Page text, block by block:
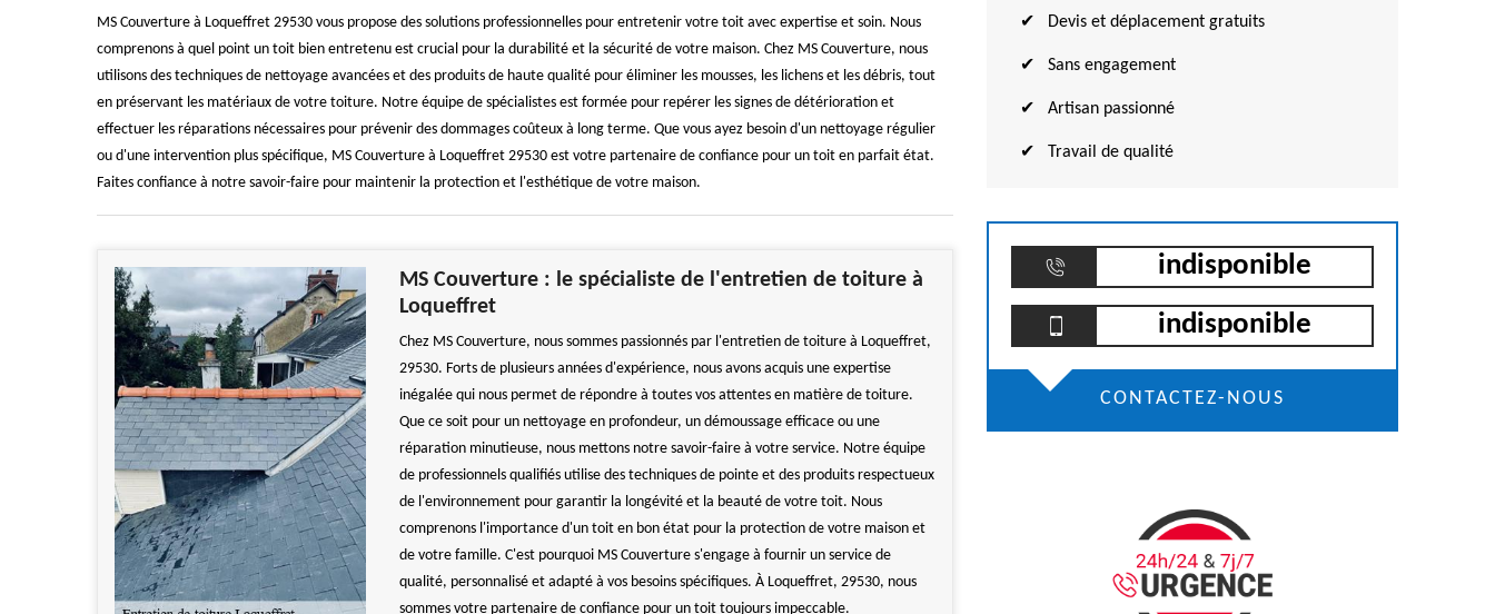
MS Couverture à Loqueffret 29530 vous propose des solutions professionnelles pour entretenir votre toit avec expertise et soin. Nous
comprenons à quel point un toit bien entretenu est crucial pour la durabilité et la sécurité de votre maison. Chez MS Couverture, nous
utilisons des techniques de nettoyage avancées et des produits de haute qualité pour éliminer les mousses, les lichens et les débris, tout
en préservant les matériaux de votre toiture. Notre équipe de spécialistes est formée pour repérer les signes de détérioration et
effectuer les réparations nécessaires pour prévenir des dommages coûteux à long terme. Que vous ayez besoin d'un nettoyage régulier
ou d'une intervention plus spécifique, MS Couverture à Loqueffret 29530 est votre partenaire de confiance pour un toit en parfait état.
Faites confiance à notre savoir-faire pour maintenir la protection et l'esthétique de votre maison.
MS Couverture : le spécialiste de l'entretien de toiture à
Loqueffret
Chez MS Couverture, nous sommes passionnés par l'entretien de toiture à Loqueffret,
29530. Forts de plusieurs années d'expérience, nous avons acquis une expertise
inégalée qui nous permet de répondre à toutes vos attentes en matière de toiture.
Que ce soit pour un nettoyage en profondeur, un démoussage efficace ou une
réparation minutieuse, nous mettons notre savoir-faire à votre service. Notre équipe
de professionnels qualifiés utilise des techniques de pointe et des produits respectueux
de l'environnement pour garantir la longévité et la beauté de votre toit. Nous
comprenons l'importance d'un toit en bon état pour la protection de votre maison et
de votre famille. C'est pourquoi MS Couverture s'engage à fournir un service de
qualité, personnalisé et adapté à vos besoins spécifiques. À Loqueffret, 29530, nous
sommes votre partenaire de confiance pour un toit toujours impeccable.
Devis et déplacement gratuits
Sans engagement
Artisan passionné
Travail de qualité
indisponible
indisponible
CONTACTEZ-NOUS